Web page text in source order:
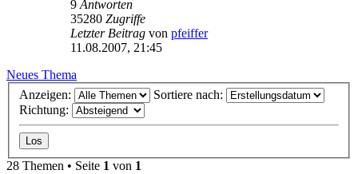
9 Antworten
35280 Zugriffe
Letzter Beitrag von pfeiffer
11.08.2007, 21:45
Neues Thema
Anzeigen:
Sortiere nach:
Richtung:
28 Themen • Seite 1 von 1